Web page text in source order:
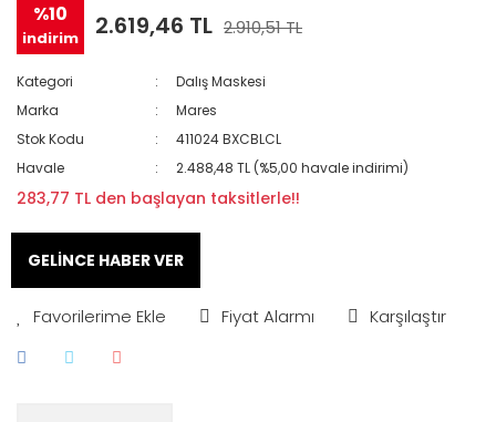
%10
indirim 2.619,46 TL 2.910,51 TL
Kategori
Dalış Maskesi
Marka
Mares
Stok Kodu
411024 BXCBLCL
Havale
2.488,48 TL (%5,00 havale indirimi)
283,77 TL den başlayan taksitlerle!!
GELİNCE HABER VER
Fiyat Alarmı Karşılaştır